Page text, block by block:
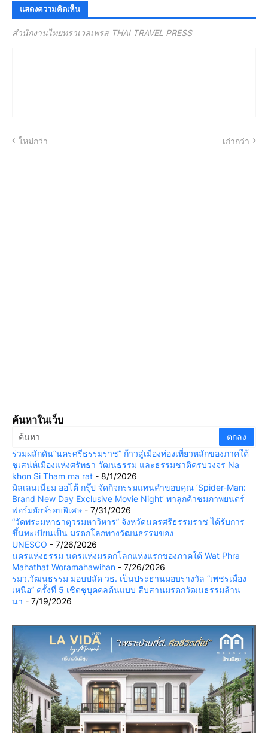
แสดงความคิดเห็น
สำนักงานไทยทราเวลเพรส THAI TRAVEL PRESS
ใหม่กว่า เก่ากว่า
ค้นหาในเว็บ
ร่วมผลักดัน“นครศรีธรรมราช” ก้าวสู่เมืองท่องเที่ยวหลักของภาคใต้
ชูเสน่ห์เมืองแห่งศรัทธา วัฒนธรรม และธรรมชาติครบวงจร Na
khon Si Tham ma rat - 8/1/2026
มิลเลนเนียม ออโต้ กรุ๊ป จัดกิจกรรมแทนคำขอบคุณ ‘Spider-Man:
Brand New Day Exclusive Movie Night’ พาลูกค้าชมภาพยนตร์
ฟอร์มยักษ์รอบพิเศษ - 7/31/2026
“วัดพระมหาธาตุวรมหาวิหาร” จังหวัดนครศรีธรรมราช ได้รับการ
ขึ้นทะเบียนเป็น มรดกโลกทางวัฒนธรรมของ
UNESCO - 7/26/2026
นครแห่งธรรม นครแห่งมรดกโลกแห่งแรกของภาคใต้ Wat Phra
Mahathat Woramahawihan - 7/26/2026
รมว.วัฒนธรรม มอบปลัด วธ. เป็นประธานมอบรางวัล “เพชรเมือง
เหนือ” ครั้งที่ 5 เชิดชูบุคคลต้นแบบ สืบสานมรดกวัฒนธรรมล้าน
นา - 7/19/2026